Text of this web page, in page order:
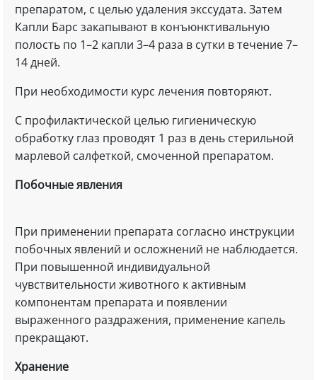
препаратом, с целью удаления экссудата. Затем
Капли Барс закапывают в конъюнктивальную
полость по 1–2 капли 3–4 раза в сутки в течение 7–
14 дней.
При необходимости курс лечения повторяют.
C профилактической целью гигиеническую
обработку глаз проводят 1 раз в день стерильной
марлевой салфеткой, смоченной препаратом.
Побочные явления
При применении препарата согласно инструкции
побочных явлений и осложнений не наблюдается.
При повышенной индивидуальной
чувствительности животного к активным
компонентам препарата и появлении
выраженного раздражения, применение капель
прекращают.
Хранение